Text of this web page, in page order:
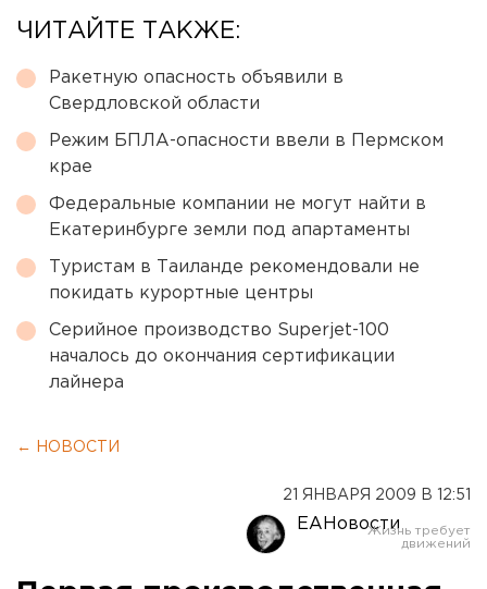
ЧИТАЙТЕ ТАКЖЕ:
Ракетную опасность объявили в
Свердловской области
Режим БПЛА-опасности ввели в Пермском
крае
Федеральные компании не могут найти в
Екатеринбурге земли под апартаменты
Туристам в Таиланде рекомендовали не
покидать курортные центры
Серийное производство Superjet-100
началось до окончания сертификации
лайнера
← НОВОСТИ
21 ЯНВАРЯ 2009 В 12:51
ЕАНовости